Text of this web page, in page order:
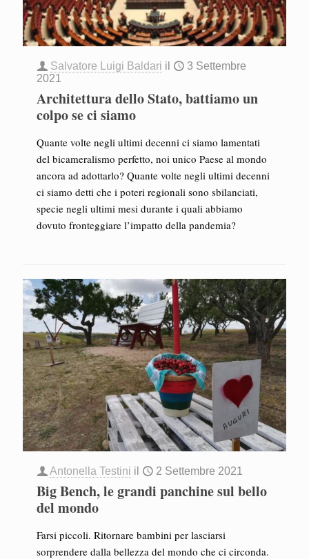
Salvatore Luigi Baldari il
3 Settembre
2021
Architettura dello Stato, battiamo un
colpo se ci siamo
Quante volte negli ultimi decenni ci siamo lamentati
del bicameralismo perfetto, noi unico Paese al mondo
ancora ad adottarlo? Quante volte negli ultimi decenni
ci siamo detti che i poteri regionali sono sbilanciati,
specie negli ultimi mesi durante i quali abbiamo
dovuto fronteggiare l’impatto della pandemia?
Antonella Testini il 2 Settembre 2021
Big Bench, le grandi panchine sul bello
del mondo
Farsi piccoli. Ritornare bambini per lasciarsi
sorprendere dalla bellezza del mondo che ci circonda.